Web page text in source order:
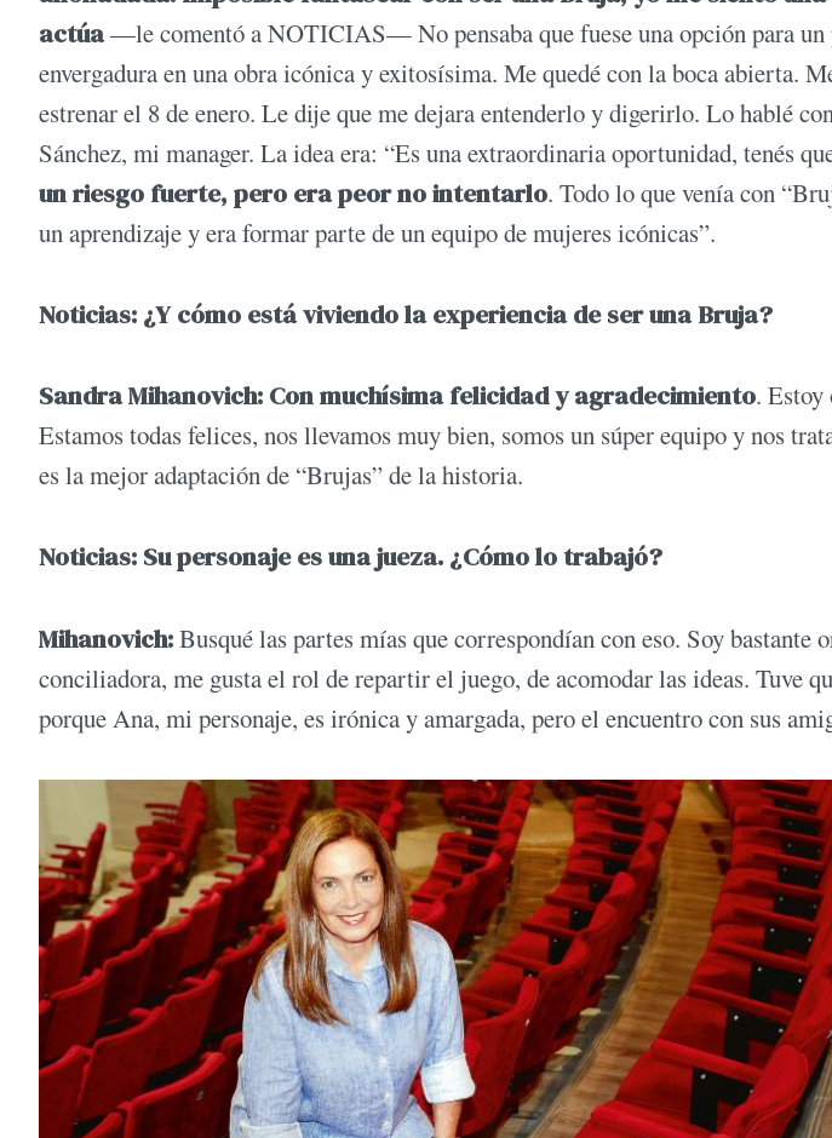
actúa—le comentó a NOTICIAS— No pensaba que fuese una opción para un
envergadura en una obra icónica y exitosísima. Me quedé con la boca abierta.
estrenar el 8 de enero. Le dije que me dejara entenderlo y digerirlo. Lo hablé
Sánchez, mi manager. La idea era: “Es una extraordinaria oportunidad, tenés
un riesgo fuerte, pero era peor no intentarlo. Todo lo que venía con
un aprendizaje y era formar parte de un equipo de mujeres icónicas”.
Noticias: ¿Y cómo está viviendo la experiencia de ser una Bruja?
Sandra Mihanovich: Con muchísima felicidad y agradecimiento.
Estamos todas felices, nos llevamos muy bien, somos un súper equipo y nos
es la mejor adaptación de “Brujas” de la historia.
Noticias: Su personaje es una jueza. ¿Cómo lo trabajó?
Mihanovich:Busqué las partes mías que correspondían con eso. Soy bastante
conciliadora, me gusta el rol de repartir el juego, de acomodar las ideas. Tuve
porque Ana, mi personaje, es irónica y amargada, pero el encuentro con sus